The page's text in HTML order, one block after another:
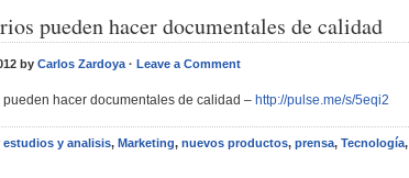
pueden hacer documentales de calidad
by Carlos Zardoya · Leave a Comment
pueden hacer documentales de calidad – http://pulse.me/s/5eqi2
estudios y analisis, Marketing, nuevos productos, prensa, Tecnología,